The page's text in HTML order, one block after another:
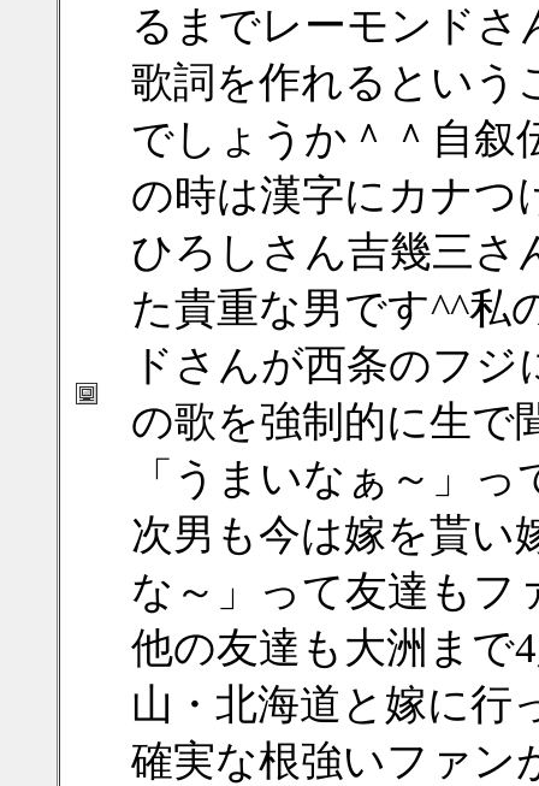
るまでレーモンド
歌詞を作れるという
でしょうか＾＾自叙
の時は漢字にカナつ
ひろしさん吉幾三さ
た貴重な男です^^私
ドさんが西条のフ
の歌を強制的に生で
「うまいなぁ～」
次男も今は嫁を貰い
な～」って友達もフ
他の友達も大洲まで
山・北海道と嫁に行
確実な根強いファン